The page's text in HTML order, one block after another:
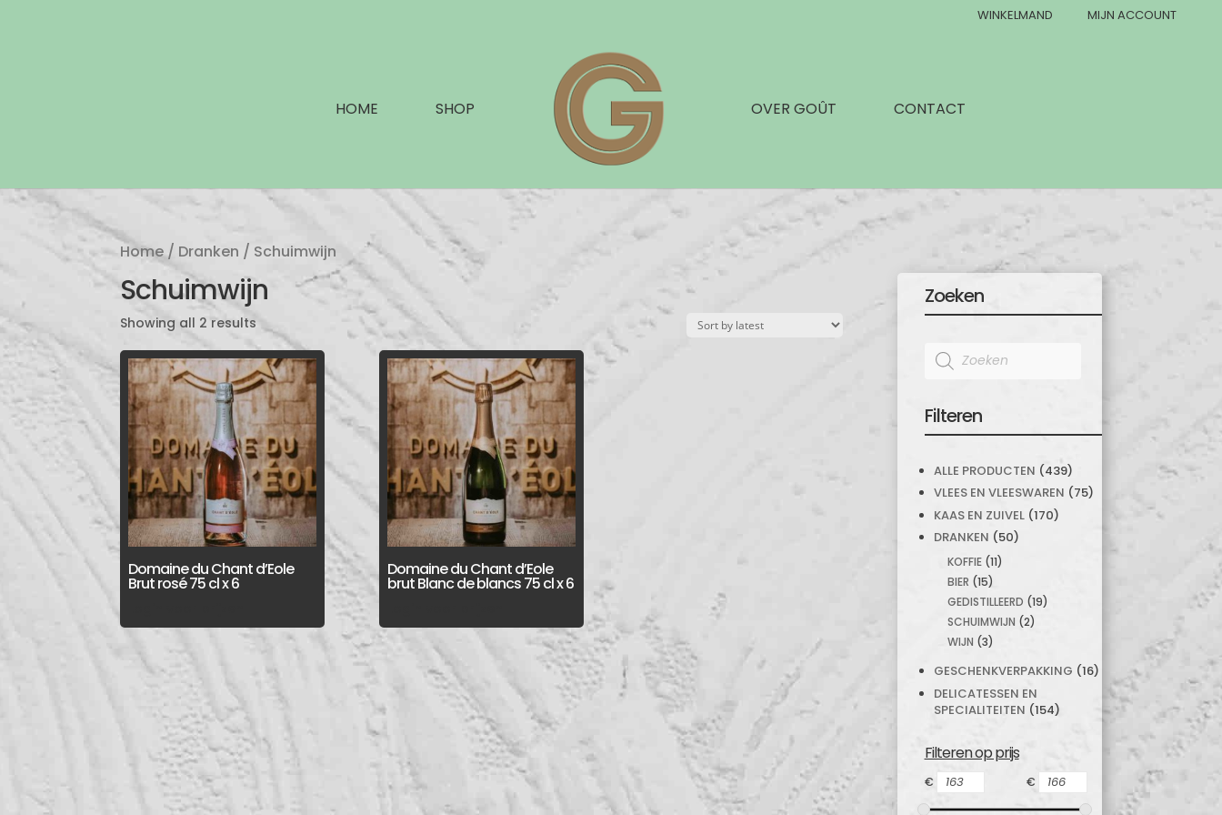
WINKELMAND MIJN ACCOUNT
HOME SHOP OVER GOÛT CONTACT
Home / Dranken / Schuimwijn
Schuimwijn
Showing all 2 results
Domaine du Chant d’Eole
Brut rosé 75 cl x 6
Domaine du Chant d’Eole
brut Blanc de blancs 75 cl x 6
Zoeken
Products
search
Filteren
ALLE PRODUCTEN (439)
VLEES EN VLEESWAREN (75)
KAAS EN ZUIVEL (170)
DRANKEN (50)
KOFFIE (11)
BIER (15)
GEDISTILLEERD (19)
SCHUIMWIJN (2)
WIJN (3)
GESCHENKVERPAKKING (16)
DELICATESSEN EN
SPECIALITEITEN (154)
Filteren op prijs
€ €